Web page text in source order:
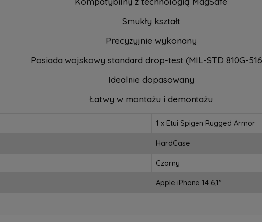
Smukły kształt
Precyzyjnie wykonany
Posiada wojskowy standard drop-test (MIL-STD 810G-
Idealnie dopasowany
Łatwy w montażu i demontażu
1 x Etui Spigen Rugged Armor
HardCase
Czarny
Apple iPhone 14 6,1"